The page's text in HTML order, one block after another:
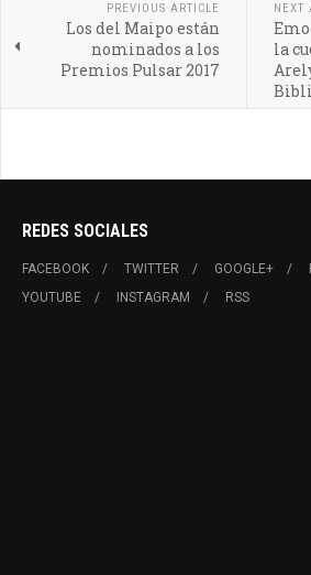
PREVIOUS ARTICLE
Los del Maipo están
nominados a los
Premios Pulsar 2017
NEXT
la
REDES SOCIALES
FACEBOOK TWITTER GOOGLE+
YOUTUBE
INSTAGRAM RSS